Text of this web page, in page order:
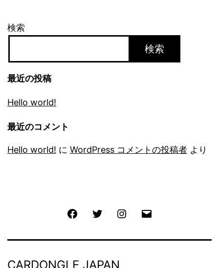
検索
検索
最近の投稿
Hello world!
最近のコメント
Hello world! に WordPress コメントの投稿者 より
FacebookTwitter Instagram
CARDONGLE JAPAN